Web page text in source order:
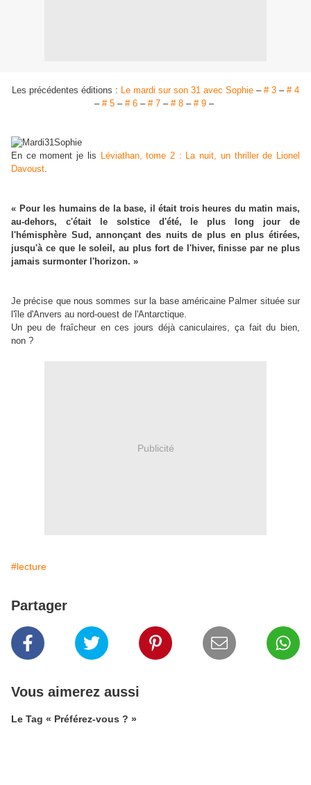
Les précédentes éditions : Le mardi sur son 31 avec Sophie – # 3 – # 4
– # 5 – # 6 – # 7 – # 8 – # 9 –
En ce moment je lis Léviathan, tome 2 : La nuit, un thriller de Lionel
Davoust.
« Pour les humains de la base, il était trois heures du matin mais,
au-dehors, c'était le solstice d'été, le plus long jour de
l'hémisphère Sud, annonçant des nuits de plus en plus étirées,
jusqu'à ce que le soleil, au plus fort de l'hiver, finisse par ne plus
jamais surmonter l'horizon. »
Je précise que nous sommes sur la base américaine Palmer située sur
l'île d'Anvers au nord-ouest de l'Antarctique.
Un peu de fraîcheur en ces jours déjà caniculaires, ça fait du bien,
non ?
Publicité
#lecture
Partager
Vous aimerez aussi
Le Tag « Préférez-vous ? »